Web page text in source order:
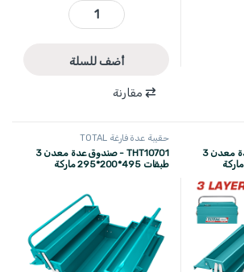
TPBXS102 - صندوق عدة بلاستيك 19انش TOTAL قابل للتطبيق فوق عربة دواليب quantity
أضف للسلة
مقارنة
THT10702 - صندوق عدة معدن 3
404*200*205 ماركة
حقيبة عدة فارغة TOTAL
THT10701 - صندوق عدة معدن 3
طبقات 495*200*295 ماركة